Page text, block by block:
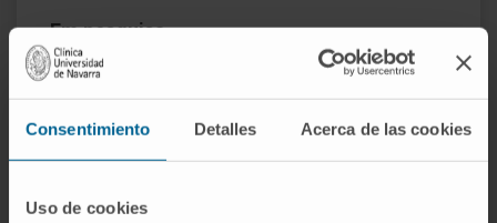
Consentimiento Detalles Acerca de las cookies
Uso de cookies
Em pesquisa
Participou na elaboração de 7 publicações
internacionais.
“Novas Tecnologias” no livro